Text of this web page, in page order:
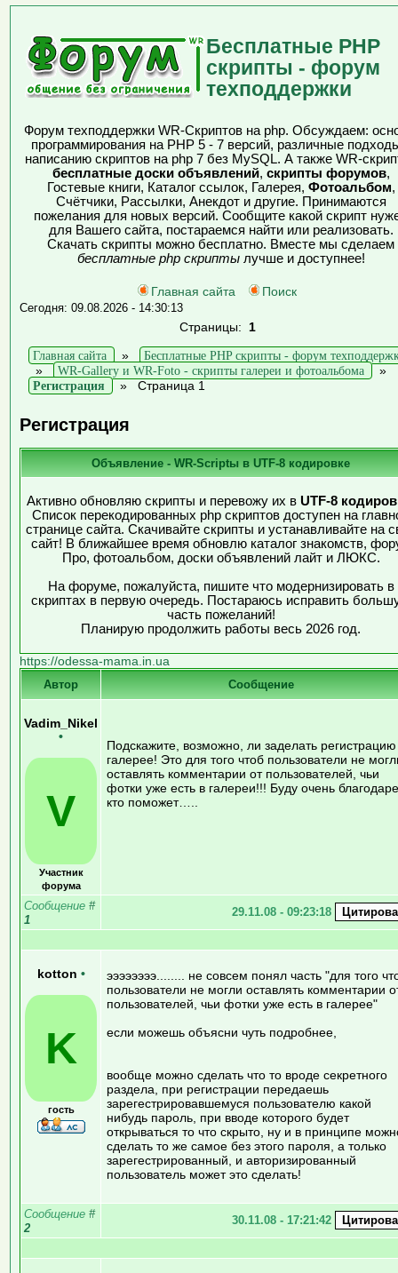
Бесплатные PHP
скрипты - форум
техподдержки
Форум техподдержки WR-Скриптов на php. Обсуждаем:
программирования на PHP 5 - 7 версий, различные
написанию скриптов на php 7 без MySQL. А также WR-
бесплатные доски объявлений, скрипты форумов,
Гостевые книги, Каталог ссылок, Галерея, Фотоальбом,
Счётчики, Рассылки, Анекдот и другие. Принимаются
пожелания для новых версий. Сообщите какой скрипт
для Вашего сайта, постараемся найти или реализовать.
Скачать скрипты можно бесплатно. Вместе мы сделаем
бесплатные php скриптылучше и доступнее!
Главная сайта Поиск
Сегодня: 09.08.2026 - 14:30:13
Страницы: 1
Главная сайта
»
Бесплатные PHP скрипты - форум
»
WR-Gallery и WR-Foto - скрипты галереи и фотоальбома
»
Регистрация
» Страница 1
Регистрация
Объявление - WR-Scriptы в UTF-8 кодировке
Активно обновляю скрипты и перевожу их в UTF-8
Список перекодированных php скриптов доступен на
странице сайта. Скачивайте скрипты и устанавливайте на
сайт! В ближайшее время обновлю каталог знакомств,
Про, фотоальбом, доски объявлений лайт и ЛЮКС.
На форуме, пожалуйста, пишите что модернизировать в
скриптах в первую очередь. Постараюсь исправить
часть пожеланий!
Планирую продолжить работы весь 2026 год.
https://odessa-mama.in.ua
Автор Сообщение
Vadim_Nikel
•
V
Участник
форума
Подскажите, возможно, ли заделать
галерее! Это для того чтоб пользователи не
оставлять комментарии от пользователей, чьи
фотки уже есть в галереи!!! Буду очень
кто поможет…..
Сообщение #
1
29.11.08 - 09:23:18
kotton •
K
гость
ээээээээ........ не совсем понял часть "для того
пользователи не могли оставлять комментарии
пользователей, чьи фотки уже есть в галерее"
если можешь объясни чуть подробнее,
вообще можно сделать что то вроде секретного
раздела, при регистрации передаешь
зарегестрировавшемуся пользователю какой
нибудь пароль, при вводе которого будет
открываться то что скрыто, ну и в принципе
сделать то же самое без этого пароля, а только
зарегестрированный, и авторизированный
пользователь может это сделать!
Сообщение #
2
30.11.08 - 17:21:42